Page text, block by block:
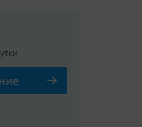
Смотреть все фото